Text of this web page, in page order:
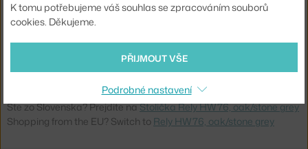
Sedák:
plast
Podnož:
dřevo
Kód produktu
AND-134170A062
Ste zo Slovenska? Prejdite naStolička Rely HW76, oak/stone grey
Shopping from the EU? Switch to Rely HW76, oak/stone grey
K tomu potřebujeme váš souhlas se zpracováním souborů
cookies. Děkujeme.
PŘIJMOUT VŠE
Podrobné nastavení